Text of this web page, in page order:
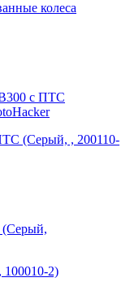
колеса
(Серый, , 200110-
2)